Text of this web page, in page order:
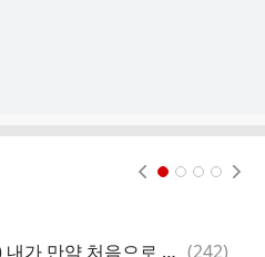
(58회 공인회계사 합격수기) 내가 만약 처음으로 돌아간다면 1 - 개괄적 공부법(1) 댓
(242)